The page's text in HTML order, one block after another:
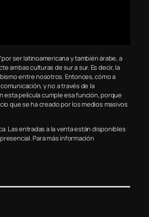
ser latinoamericana y también árabe, a
ambas culturas de sur a sur. Es decir, la
entre nosotros. Entonces, cómo a
y no a través de la
esta película cumple esa función, porque
que se ha creado por los medios masivos
Las entradas a la venta están disponibles
Para más información